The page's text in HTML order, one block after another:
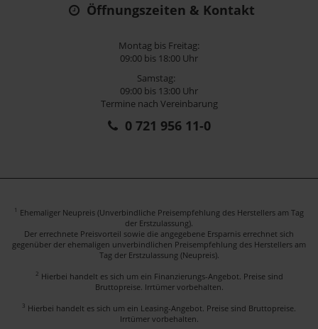
Öffnungszeiten & Kontakt
Montag bis Freitag:
09:00 bis 18:00 Uhr
Samstag:
09:00 bis 13:00 Uhr
Termine nach Vereinbarung
0 721 956 11-0
1 Ehemaliger Neupreis (Unverbindliche Preisempfehlung des Herstellers am Tag
der Erstzulassung).
Der errechnete Preisvorteil sowie die angegebene Ersparnis errechnet sich
gegenüber der ehemaligen unverbindlichen Preisempfehlung des Herstellers am
Tag der Erstzulassung (Neupreis).
2 Hierbei handelt es sich um ein Finanzierungs-Angebot. Preise sind
Bruttopreise. Irrtümer vorbehalten.
3 Hierbei handelt es sich um ein Leasing-Angebot. Preise sind Bruttopreise.
Irrtümer vorbehalten.